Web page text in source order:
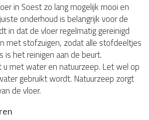
in Soest zo lang mogelijk mooi en
onderhoud is belangrijk voor de
in dat de vloer regelmatig gereinigd
met stofzuigen, zodat alle stofdeeltjes
is het reinigen aan de beurt.
u met water en natuurzeep. Let wel op
gebruikt wordt. Natuurzeep zorgt
de vloer.